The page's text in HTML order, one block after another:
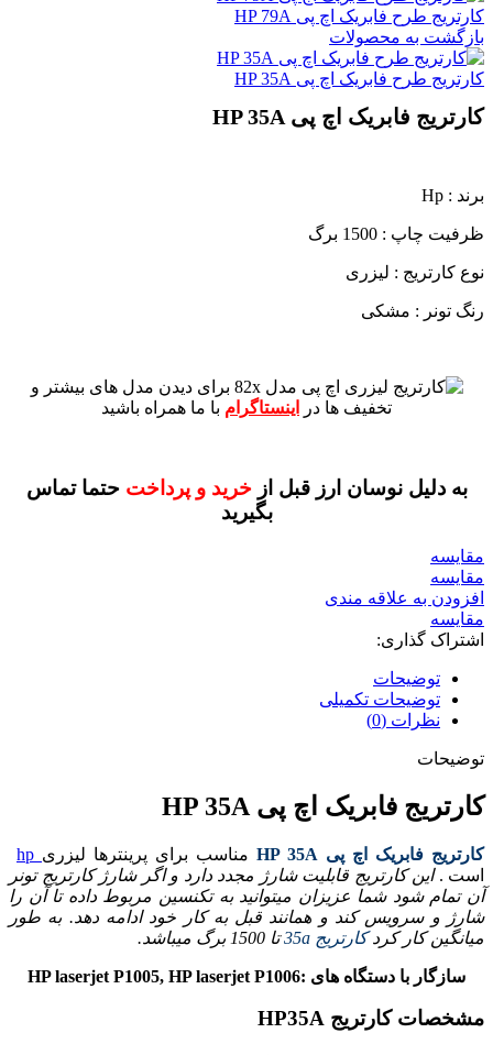
کارتریج طرح فابریک اچ پی HP 79A
بازگشت به محصولات
کارتریج طرح فابریک اچ پی HP 35A
کارتریج فابریک اچ پی HP 35A
برند : Hp
ظرفیت چاپ : 1500 برگ
نوع کارتریج : لیزری
رنگ تونر : مشکی
برای دیدن مدل های بیشتر و
تخفیف ها در
اینستاگرام با ما همراه باشید
به دلیل نوسان ارز قبل از خرید و پرداختحتما تماس
بگیرید
مقايسه
مقایسه
افزودن به علاقه مندی
مقایسه
اشتراک گذاری:
توضیحات
توضیحات تکمیلی
نظرات (0)
توضیحات
کارتریج فابریک اچ پی HP 35A
کارتریج فابریک اچ پی HP 35A مناسب برای پرینترها لیزری
است . این کارتریج قابلیت شارژ مجدد دارد و اگر شارژ کارتریج تونر
آن تمام شود شما عزیزان میتوانید به تکنسین مربوط داده تا آن را
شارژ و سرویس کند و همانند قبل به کار خود ادامه دهد. به طور
میانگین کار کردکارتریج 35a تا 1500 برگ میباشد.
سازگار با دستگاه های :HP laserjet P1005, HP laserjet P1006
مشخصات کارتریج HP35A